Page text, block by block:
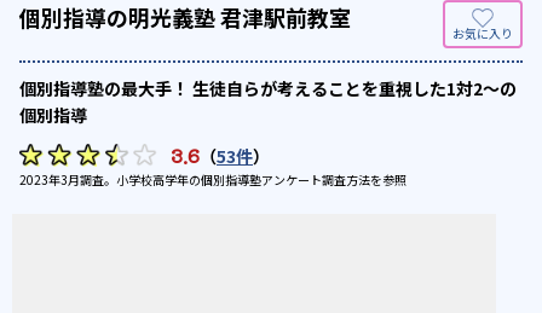
個別指導の明光義塾 君津駅前教室
個別指導塾の最大手！ 生徒自らが考えることを重視した1対2〜の
個別指導
3.6 （53件）
2023年3月調査。 小学校高学年の個別指導塾アンケート調査方法を参照